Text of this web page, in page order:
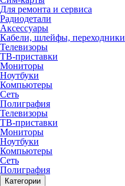
Для ремонта и сервиса
Радиодетали
Аксессуары
Кабели, шлейфы, переходники
Телевизоры
ТВ-приставки
Мониторы
Ноутбуки
Компьютеры
Сеть
Полиграфия
Телевизоры
ТВ-приставки
Мониторы
Ноутбуки
Компьютеры
Сеть
Полиграфия
Категории